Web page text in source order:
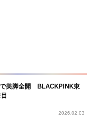
で美脚全開 BLACKPINK東
2026.02.03